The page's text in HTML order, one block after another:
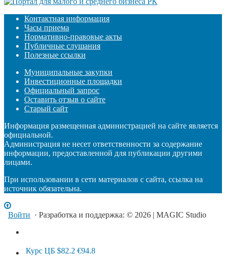
Контактная информация
Часы приема
Нормативно-правовые акты
Публичные слушания
Полезные ссылки
Муниципальные закупки
Инвестиционные площадки
Официальный запрос
Оставить отзыв о сайте
Старый сайт
Информация размещенная администрацией на сайте является
официальной.
Администрация не несет ответственности за содержание
информации, предоставленной для публикации другими
лицами.
При использовании в сети материалов с сайта, ссылка на
источник обязательна.
Войти · Разработка и поддержка: © 2026 | MAGIC Studio
Курс ЦБ $82.2 €94.8